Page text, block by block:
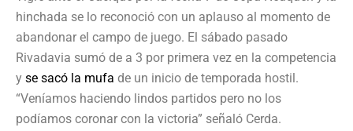
hinchada se lo reconoció con un aplauso al momento de
abandonar el campo de juego. El sábado pasado
Rivadavia sumó de a 3 por primera vez en la competencia
y se sacó la mufa de un inicio de temporada hostil.
“Veníamos haciendo lindos partidos pero no los
podíamos coronar con la victoria” señaló Cerda.